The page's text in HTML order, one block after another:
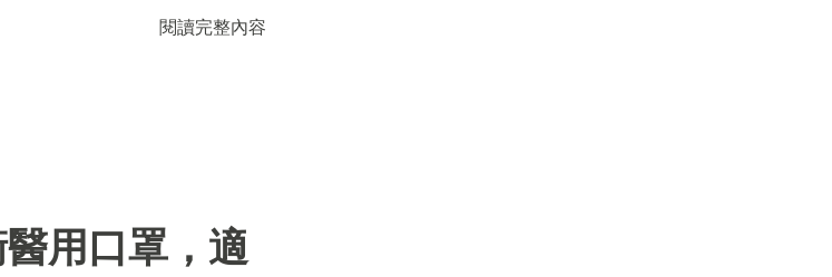
閱讀完整內容
醫用口罩，適